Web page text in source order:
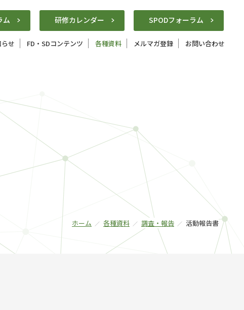
せ FD・SDコンテンツ 各種資料 メルマガ登録 お問い合わせ
ム 研修カレンダー SPODフォーラム
ホーム 各種資料 調査・報告 活動報告書